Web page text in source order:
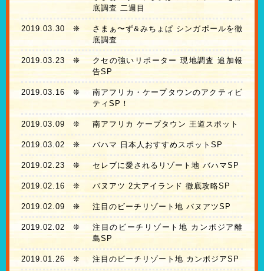
底調査 二週目
2019.03.30 ❊
さまぁ〜ず&みちょぱ シンガポールを徹
底調査
2019.03.23 ❊
クセの強いリポーター 現地調査 追加報
告SP
2019.03.16 ❊
南アフリカ・ケープタウンのアクティビ
ティSP！
2019.03.09 ❊ 南アフリカ ケープタウン 王道スポット
2019.03.02❊ バハマ 日本人おすすめスポットSP
2019.02.23 ❊ セレブに愛されるリゾート地 バハマSP
2019.02.16 ❊ バヌアツ 2大アイランド 徹底攻略SP
2019.02.09 ❊ 注目のビーチリゾート地 バヌアツSP
2019.02.02 ❊
注目のビーチリゾート地 カンボジア離
島SP
2019.01.26❊ 注目のビーチリゾート地 カンボジアSP